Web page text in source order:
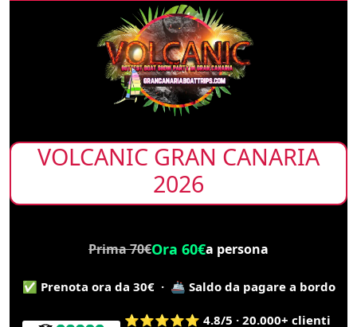
VOLCANIC GRAN CANARIA
2026
Prima 70€Ora 60€a persona
✅ Prenota ora da 30€ · 🚢 Saldo da pagare a bordo
⭐⭐⭐⭐⭐ 4.8/5 · 20.000+ clienti